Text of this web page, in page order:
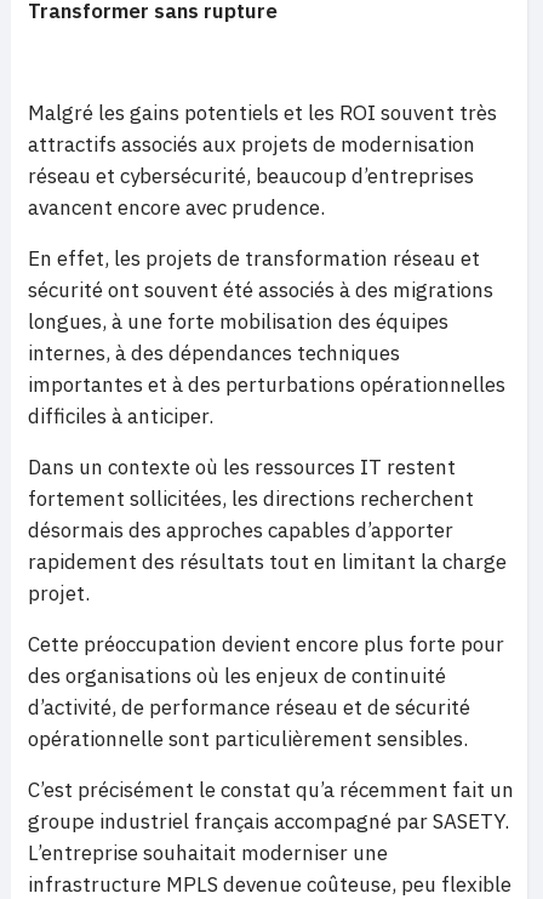
Transformer sans rupture
Malgré les gains potentiels et les ROI souvent très
attractifs associés aux projets de modernisation
réseau et cybersécurité, beaucoup d’entreprises
avancent encore avec prudence.
En effet, les projets de transformation réseau et
sécurité ont souvent été associés à des migrations
longues, à une forte mobilisation des équipes
internes, à des dépendances techniques
importantes et à des perturbations opérationnelles
difficiles à anticiper.
Dans un contexte où les ressources IT restent
fortement sollicitées, les directions recherchent
désormais des approches capables d’apporter
rapidement des résultats tout en limitant la charge
projet.
Cette préoccupation devient encore plus forte pour
des organisations où les enjeux de continuité
d’activité, de performance réseau et de sécurité
opérationnelle sont particulièrement sensibles.
C’est précisément le constat qu’a récemment fait un
groupe industriel français accompagné par SASETY.
L’entreprise souhaitait moderniser une
infrastructure MPLS devenue coûteuse, peu flexible